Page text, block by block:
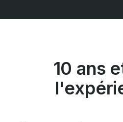
10 ans